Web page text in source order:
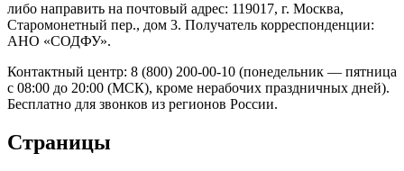
либо направить на почтовый адрес: 119017, г. Москва,
Старомонетный пер., дом 3. Получатель корреспонденции:
АНО «СОДФУ».
Контактный центр: 8 (800) 200-00-10 (понедельник — пятница
с 08:00 до 20:00 (МСК), кроме нерабочих праздничных дней).
Бесплатно для звонков из регионов России.
Страницы